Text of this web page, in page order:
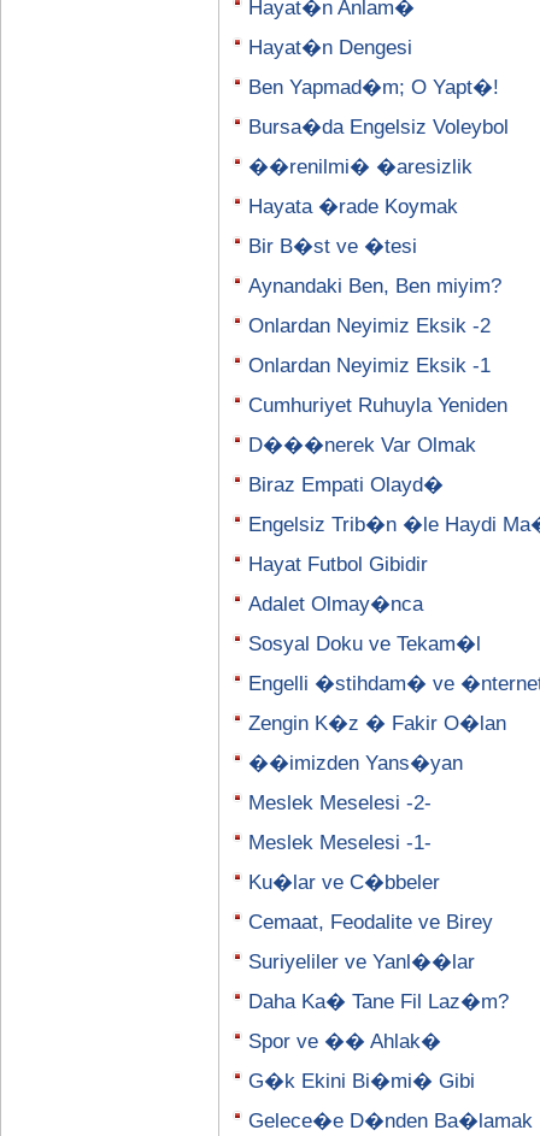
Hayat�n Anlam�
Hayat�n Dengesi
Ben Yapmad�m; O Yapt�!
Bursa�da Engelsiz Voleybol
��renilmi� �aresizlik
Hayata �rade Koymak
Bir B�st ve �tesi
Aynandaki Ben, Ben miyim?
Onlardan Neyimiz Eksik -2
Onlardan Neyimiz Eksik -1
Cumhuriyet Ruhuyla Yeniden
D���nerek Var Olmak
Biraz Empati Olayd�
Engelsiz Trib�n �le Haydi
Hayat Futbol Gibidir
Adalet Olmay�nca
Sosyal Doku ve Tekam�l
Engelli �stihdam� ve
Zengin K�z � Fakir O�lan
��imizden Yans�yan
Meslek Meselesi -2-
Meslek Meselesi -1-
Ku�lar ve C�bbeler
Cemaat, Feodalite ve Birey
Suriyeliler ve Yanl��lar
Daha Ka� Tane Fil Laz�m?
Spor ve �� Ahlak�
G�k Ekini Bi�mi� Gibi
Gelece�e D�nden Ba�lamak